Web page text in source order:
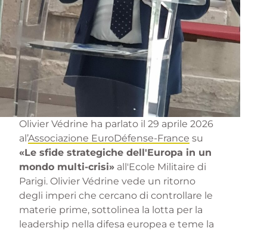
Olivier Védrine ha parlato il 29 aprile 2026
al’Associazione EuroDéfense-France su
«Le sfide strategiche dell'Europa in un
mondo multi-crisi» all'Ecole Militaire di
Parigi. Olivier Védrine vede un ritorno
degli imperi che cercano di controllare le
materie prime, sottolinea la lotta per la
leadership nella difesa europea e teme la